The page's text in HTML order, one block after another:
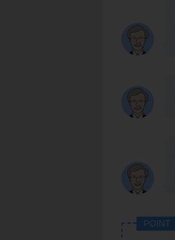
POINT